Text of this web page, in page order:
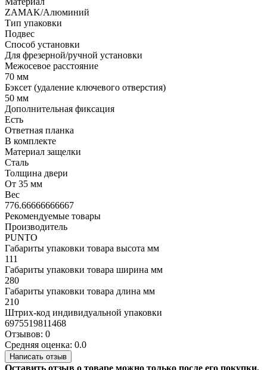
ZAMAK/Алюминий
Тип упаковки
Подвес
Способ установки
Для фрезерной/ручной установки
Межосевое расстояние
70 мм
Бэксет (удаление ключевого отверстия)
50 мм
Дополнительная фиксация
Есть
Ответная планка
В комплекте
Материал защелки
Сталь
Толщина двери
От 35 мм
Вес
776.66666666667
Рекомендуемые товары
Производитель
PUNTO
Габариты упаковки товара высота мм
111
Габариты упаковки товара ширина мм
280
Габариты упаковки товара длина мм
210
Штрих-код индивидуальной упаковки
6975519811468
Отзывов: 0
Средняя оценка: 0.0
Написать отзыв